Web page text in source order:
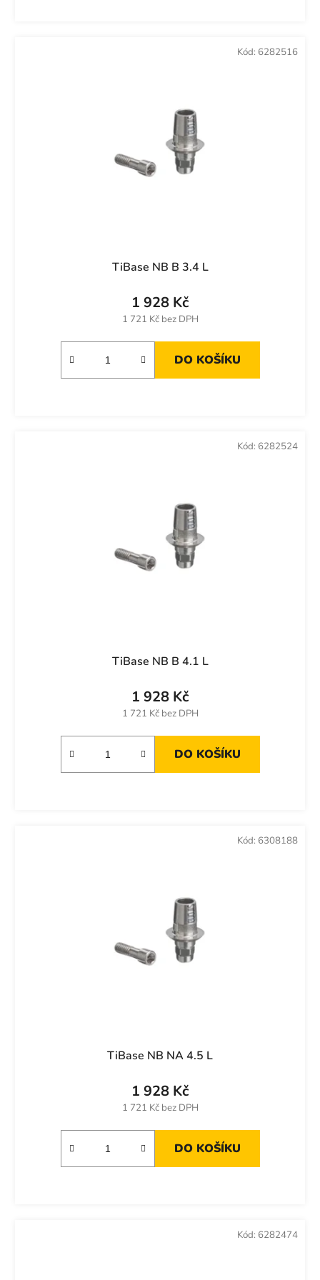
TiBase NB B 3.4 L
1 721 Kč bez DPH
1 928 Kč
DO KOŠÍKU
Kód: 6282516
TiBase NB B 4.1 L
1 721 Kč bez DPH
1 928 Kč
DO KOŠÍKU
Kód: 6282524
TiBase NB NA 4.5 L
1 721 Kč bez DPH
1 928 Kč
DO KOŠÍKU
Kód: 6308188
Kód: 6282474